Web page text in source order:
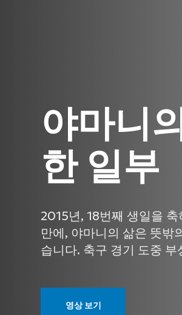
야마니
한 일부
2015년, 18번째 생일을
만에, 야마니의 삶은 뜻밖
습니다. 축구 경기 도중
영상 보기